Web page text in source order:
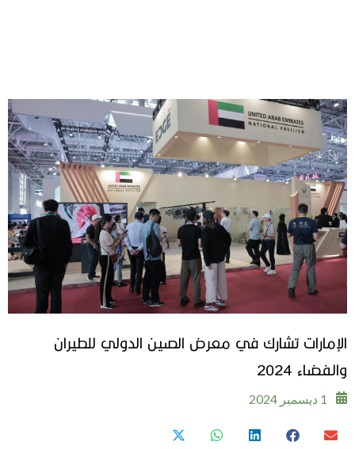
الإمارات تشارك في معرض الصين الدولي للطيران
والفضاء 2024
1 ديسمبر 2024